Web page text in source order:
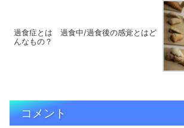
過食症とは 過食中/過食後の感覚とはど
んなもの？
コメント